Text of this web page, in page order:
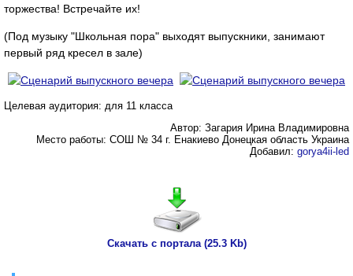
торжества! Встречайте их!
(Под музыку "Школьная пора" выходят выпускники, занимают
первый ряд кресел в зале)
Целевая аудитория: для 11 класса
Автор: Загария Ирина Владимировна
Место работы: СОШ № 34 г. Енакиево Донецкая область Украина
Добавил: gorya4ii-led
Скачать с портала (25.3 Kb)